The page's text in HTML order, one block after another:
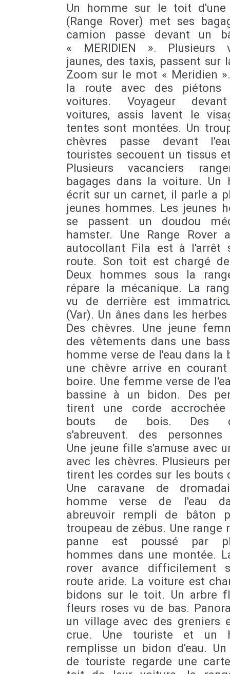
Un homme sur le toit d'une
(Range Rover) met ses
camion passe devant un
« MERIDIEN ». Plusieurs
jaunes, des taxis, passent sur
Zoom sur le mot « Meridien
la route avec des piétons
voitures. Voyageur
voitures, assis lavent le
tentes sont montées. Un
chèvres passe devant
touristes secouent un tissus
Plusieurs vacanciers
bagages dans la voiture. Un
écrit sur un carnet, il parle a
jeunes hommes. Les jeunes
se passent un doudou
hamster. Une Range Rover
autocollant Fila est à l'arrêt
route. Son toit est chargé
Deux hommes sous la
répare la mécanique. La
vu de derrière est
(Var). Un ânes dans les
Des chèvres. Une jeune
des vêtements dans une
homme verse de l'eau dans la
une chèvre arrive en
boire. Une femme verse de
bassine à un bidon. Des
tirent une corde
bouts de bois. Des
s'abreuvent. des personnes
Une jeune fille s'amuse avec
avec les chèvres. Plusieurs
tirent les cordes sur les bouts
Une caravane de
homme verse de l'eau
abreuvoir rempli de bâton
troupeau de zébus. Une range
panne est poussé par
hommes dans une montée.
rover avance difficilement
route aride. La voiture est
bidons sur le toit. Un arbre
fleurs roses vu de bas.
un village avec des greniers
crue. Une touriste et un
remplisse un bidon d'eau. Un
de touriste regarde une